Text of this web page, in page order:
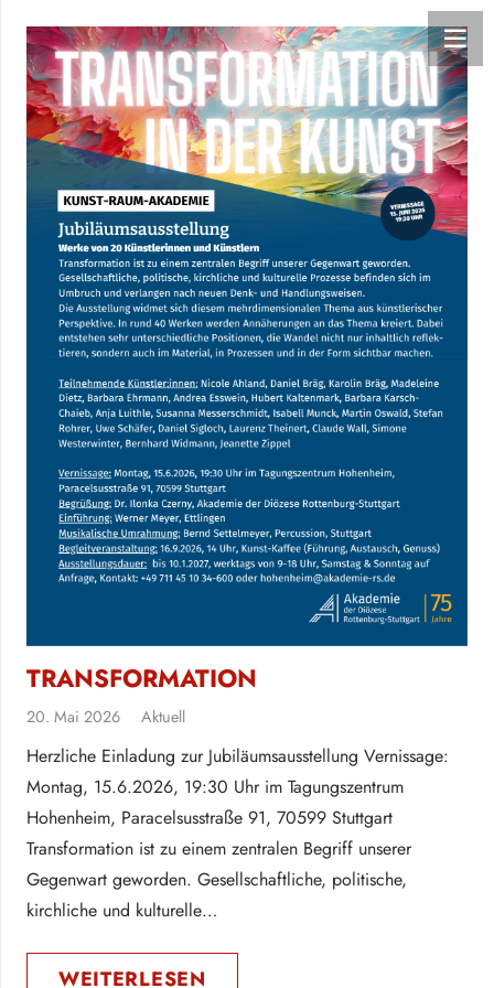
TRANSFORMATION
20. Mai 2026 Aktuell
Herzliche Einladung zur Jubiläumsausstellung Vernissage:
Montag, 15.6.2026, 19:30 Uhr im Tagungszentrum
Hohenheim, Paracelsusstraße 91, 70599 Stuttgart
Transformation ist zu einem zentralen Begriff unserer
Gegenwart geworden. Gesellschaftliche, politische,
kirchliche und kulturelle…
WEITERLESEN